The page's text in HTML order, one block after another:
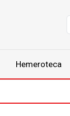
Hemeroteca